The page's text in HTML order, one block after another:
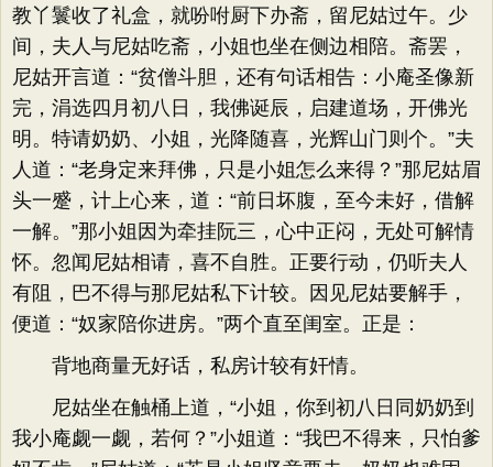
教丫鬟收了礼盒，就吩咐厨下办斋，留尼姑过午。少
间，夫人与尼姑吃斋，小姐也坐在侧边相陪。斋罢，
尼姑开言道：“贫僧斗胆，还有句话相告：小庵圣像新
完，涓选四月初八日，我佛诞辰，启建道场，开佛光
明。特请奶奶、小姐，光降随喜，光辉山门则个。”夫
人道：“老身定来拜佛，只是小姐怎么来得？”那尼姑眉
头一蹙，计上心来，道：“前日坏腹，至今未好，借解
一解。”那小姐因为牵挂阮三，心中正闷，无处可解情
怀。忽闻尼姑相请，喜不自胜。正要行动，仍听夫人
有阻，巴不得与那尼姑私下计较。因见尼姑要解手，
便道：“奴家陪你进房。”两个直至闺室。正是：
背地商量无好话，私房计较有奸情。
尼姑坐在触桶上道，“小姐，你到初八日同奶奶到
我小庵觑一觑，若何？”小姐道：“我巴不得来，只怕爹